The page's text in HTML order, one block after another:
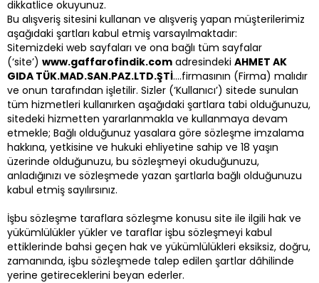
dikkatlice okuyunuz.
Bu alışveriş sitesini kullanan ve alışveriş yapan müşterilerimiz
aşağıdaki şartları kabul etmiş varsayılmaktadır:
Sitemizdeki web sayfaları ve ona bağlı tüm sayfalar
(‘site’) www.gaffarofindik.com adresindeki AHMET AK
GIDA TÜK.MAD.SAN.PAZ.LTD.ŞTİ….firmasının (Firma) malıdır
ve onun tarafından işletilir. Sizler (‘Kullanıcı’) sitede sunulan
tüm hizmetleri kullanırken aşağıdaki şartlara tabi olduğunuzu,
sitedeki hizmetten yararlanmakla ve kullanmaya devam
etmekle; Bağlı olduğunuz yasalara göre sözleşme imzalama
hakkına, yetkisine ve hukuki ehliyetine sahip ve 18 yaşın
üzerinde olduğunuzu, bu sözleşmeyi okuduğunuzu,
anladığınızı ve sözleşmede yazan şartlarla bağlı olduğunuzu
kabul etmiş sayılırsınız.
İşbu sözleşme taraflara sözleşme konusu site ile ilgili hak ve
yükümlülükler yükler ve taraflar işbu sözleşmeyi kabul
ettiklerinde bahsi geçen hak ve yükümlülükleri eksiksiz, doğru,
zamanında, işbu sözleşmede talep edilen şartlar dâhilinde
yerine getireceklerini beyan ederler.